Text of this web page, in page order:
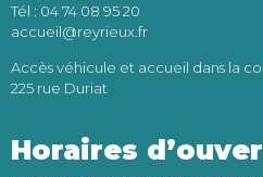
Tél : 04 74 08 95 20
accueil@reyrieux.fr
Accès véhicule et accueil dans la
225 rue Duriat
Horaires